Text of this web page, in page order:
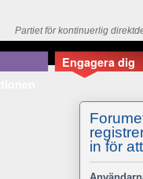
Partiet för kontinuerlig
Engagera dig
in för